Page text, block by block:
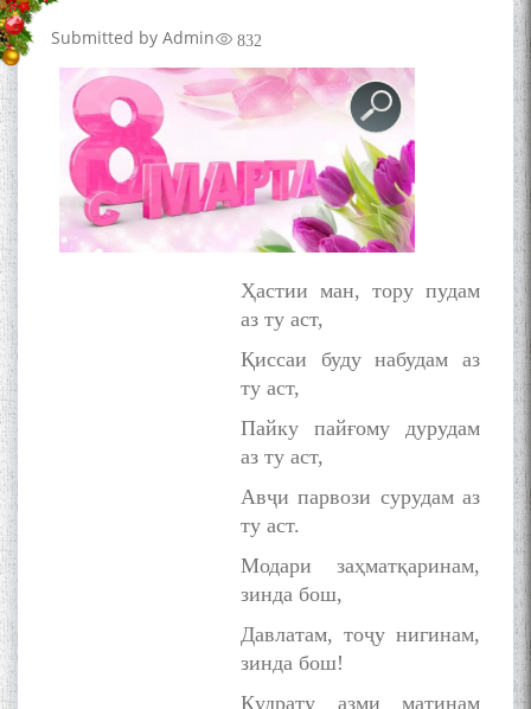
Submitted by Admin 832
Ҳастии ман, тору пудам
аз ту аст,
Қиссаи буду набудам аз
ту аст,
Пайку пайғому дурудам
аз ту аст,
Авҷи парвози сурудам аз
ту аст.
Модари заҳматқаринам,
зинда бош,
Давлатам, тоҷу нигинам,
зинда бош!
Қудрату азми матинам